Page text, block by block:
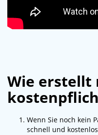
Wie erstellt
Wenn Sie noch kein
schnell und